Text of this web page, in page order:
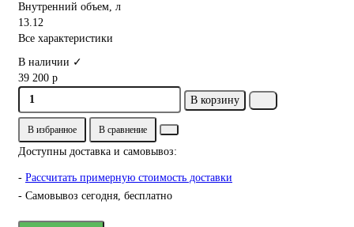
Внутренний объем, л
13.12
Все характеристики
В наличии ✓
39 200 р
В корзину
В избранное В сравнение
Доступны доставка и самовывоз:
- Рассчитать примерную стоимость доставки
- Самовывоз сегодня, бесплатно